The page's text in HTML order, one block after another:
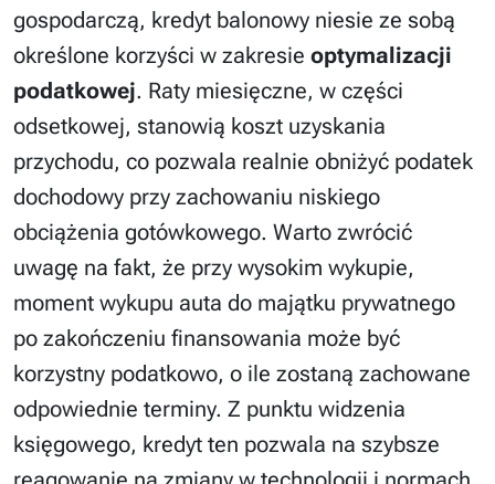
gospodarczą, kredyt balonowy niesie ze sobą
określone korzyści w zakresie optymalizacji
podatkowej. Raty miesięczne, w części
odsetkowej, stanowią koszt uzyskania
przychodu, co pozwala realnie obniżyć podatek
dochodowy przy zachowaniu niskiego
obciążenia gotówkowego. Warto zwrócić
uwagę na fakt, że przy wysokim wykupie,
moment wykupu auta do majątku prywatnego
po zakończeniu finansowania może być
korzystny podatkowo, o ile zostaną zachowane
odpowiednie terminy. Z punktu widzenia
księgowego, kredyt ten pozwala na szybsze